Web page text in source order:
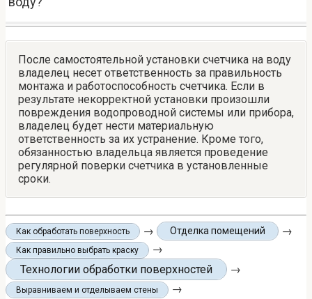
После самостоятельной установки счетчика на воду
владелец несет ответственность за правильность
монтажа и работоспособность счетчика. Если в
результате некорректной установки произошли
повреждения водопроводной системы или прибора,
владелец будет нести материальную
ответственность за их устранение. Кроме того,
обязанностью владельца является проведение
регулярной поверки счетчика в установленные
сроки.
Как обработать поверхность → Отделка помещений →
Как правильно выбрать краску
→
Технологии обработки поверхностей
→
Выравниваем и отделываем стены →